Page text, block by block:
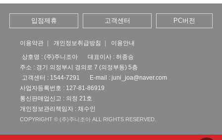
입점제휴 고객센터 PC버전
이용약관 개인정보취급방침
이용안내
상호명 : (주)주니조아
대표이사 : 허종승
주소 : 경기 의정부시 경의로 7 (의정부동) 5층
고객센터 : 1544-7291
E-mail : juni_joa@naver.com
사업자등록번호 : 127-81-86919
통신판매업신고 : 의정 21호
개인정보관리책임자 : 채수인
COPYRIGHT © (주)주니조아 ALL RIGHTS RESERVED.